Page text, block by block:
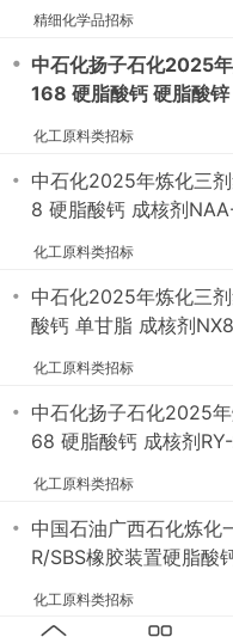
精细化学品招标
・ 中石化扬子石化2025
168 硬脂酸钙 硬脂酸
化工原料类招标
・ 中石化2025年炼化三
8 硬脂酸钙 成核剂
化工原料类招标
・ 中石化2025年炼化三
酸钙 单甘脂 成核剂
化工原料类招标
・ 中石化扬子石化2025
68 硬脂酸钙 成核剂
化工原料类招标
・ 中国石油广西石化炼化
R/SBS橡胶装置硬脂酸
化工原料类招标